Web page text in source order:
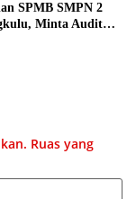
SPMB SMPN 2
Minta Audit
Ruas yang